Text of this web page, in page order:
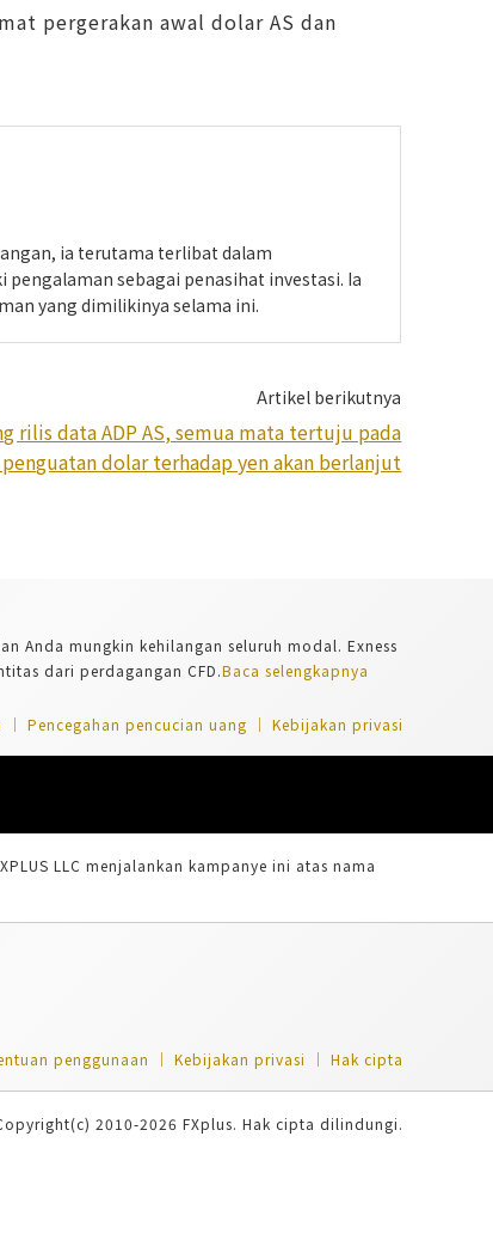
pergerakan awal dolar AS dan
ia terutama terlibat dalam
sebagai penasihat investasi. Ia
yang dimilikinya selama ini.
Artikel berikutnya
rilis data ADP AS, semua mata tertuju pada
penguatan dolar terhadap yen akan berlanjut
Anda mungkin kehilangan seluruh modal. Exness
dari perdagangan CFD.Baca selengkapnya
Pencegahan pencucian uang Kebijakan privasi
LLC menjalankan kampanye ini atas nama
penggunaan Kebijakan privasi Hak cipta
2010-2026 FXplus. Hak cipta dilindungi.